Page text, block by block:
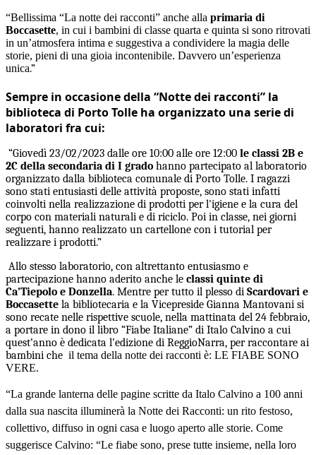
“Bellissima “La notte dei racconti” anche alla primaria di
Boccasette, in cui i bambini di classe quarta e quinta si sono ritrovati
in un’atmosfera intima e suggestiva a condividere la magia delle
storie, pieni di una gioia incontenibile. Davvero un’esperienza
unica.”
Sempre in occasione della “Notte dei racconti” la
biblioteca di Porto Tolle ha organizzato una serie di
laboratori fra cui:
“Giovedì 23/02/2023 dalle ore 10:00 alle ore 12:00 le classi 2B e
2C della secondaria di I grado hanno partecipato al laboratorio
organizzato dalla biblioteca comunale di Porto Tolle. I ragazzi
sono stati entusiasti delle attività proposte, sono stati infatti
coinvolti nella realizzazione di prodotti per l'igiene e la cura del
corpo con materiali naturali e di riciclo. Poi in classe, nei giorni
seguenti, hanno realizzato un cartellone con i tutorial per
realizzare i prodotti.”
Allo stesso laboratorio, con altrettanto entusiasmo e
partecipazione hanno aderito anche le classi quinte di
Ca’Tiepolo e Donzella. Mentre per tutto il plesso di Scardovari e
Boccasette la bibliotecaria e la Vicepreside Gianna Mantovani si
sono recate nelle rispettive scuole, nella mattinata del 24 febbraio,
a portare in dono il libro “Fiabe Italiane” di Italo Calvino a cui
quest’anno è dedicata l’edizione di ReggioNarra, per raccontare ai
bambini che il tema della notte dei racconti è: LE FIABE SONO
VERE.
“La grande lanterna delle pagine scritte da Italo Calvino a 100 anni
dalla sua nascita illuminerà la Notte dei Racconti: un rito festoso,
collettivo, diffuso in ogni casa e luogo aperto alle storie. Come
suggerisce Calvino: “Le fiabe sono, prese tutte insieme, nella loro